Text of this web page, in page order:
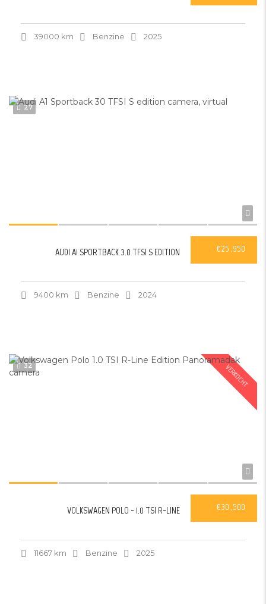
39000 km Benzine 2025
27
€25 ,950
AUDI A1 SPORTBACK 3.0 TFSI S EDITION
9400 km Benzine 2024
VERKOCHT
32
€30 ,500
VOLKSWAGEN POLO - 1.0 TSI R-LINE
11667 km Benzine 2025